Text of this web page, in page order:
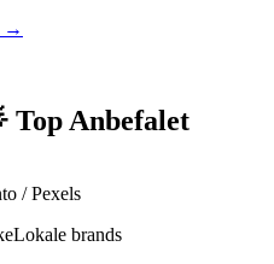
→
Top Anbefalet
/ Pexels
Lokale brands